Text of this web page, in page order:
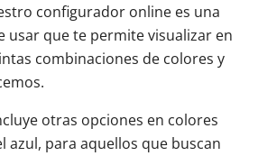
configurador online es una
usar que te permite visualizar en
combinaciones de colores y
otras opciones en colores
azul, para aquellos que buscan